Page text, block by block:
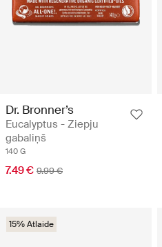
Dr. Bronner’s
Eucalyptus - Ziepju
gabaliņš
140 G
7.49 € 9.99 €
15% Atlaide